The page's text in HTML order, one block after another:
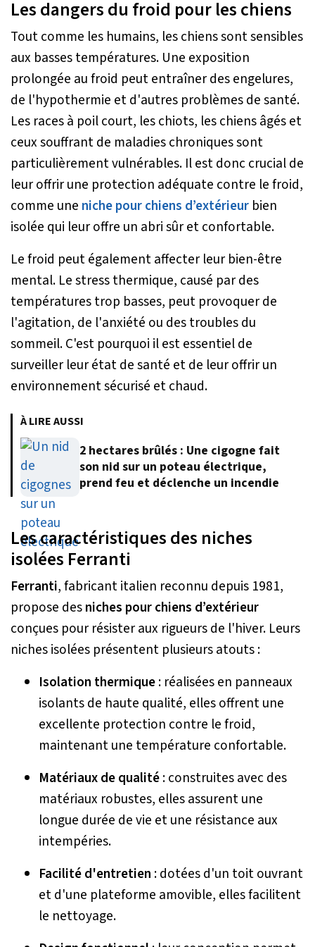
Les dangers du froid pour les chiens
Tout comme les humains, les chiens sont sensibles
aux basses températures. Une exposition
prolongée au froid peut entraîner des engelures,
de l'hypothermie et d'autres problèmes de santé.
Les races à poil court, les chiots, les chiens âgés et
ceux souffrant de maladies chroniques sont
particulièrement vulnérables. Il est donc crucial de
leur offrir une protection adéquate contre le froid,
comme une niche pour chiens d’extérieur bien
isolée qui leur offre un abri sûr et confortable.
Le froid peut également affecter leur bien-être
mental. Le stress thermique, causé par des
températures trop basses, peut provoquer de
l'agitation, de l'anxiété ou des troubles du
sommeil. C'est pourquoi il est essentiel de
surveiller leur état de santé et de leur offrir un
environnement sécurisé et chaud.
À LIRE AUSSI
2 hectares brûlés : Une cigogne fait
son nid sur un poteau électrique,
prend feu et déclenche un incendie
Les caractéristiques des niches
isolées Ferranti
Ferranti, fabricant italien reconnu depuis 1981,
propose desniches pour chiens d’extérieur
conçues pour résister aux rigueurs de l'hiver. Leurs
niches isolées présentent plusieurs atouts :
Isolation thermique: réalisées en panneaux
isolants de haute qualité, elles offrent une
excellente protection contre le froid,
maintenant une température confortable.
Matériaux de qualité: construites avec des
matériaux robustes, elles assurent une
longue durée de vie et une résistance aux
intempéries.
Facilité d'entretien : dotées d'un toit ouvrant
et d'une plateforme amovible, elles facilitent
le nettoyage.